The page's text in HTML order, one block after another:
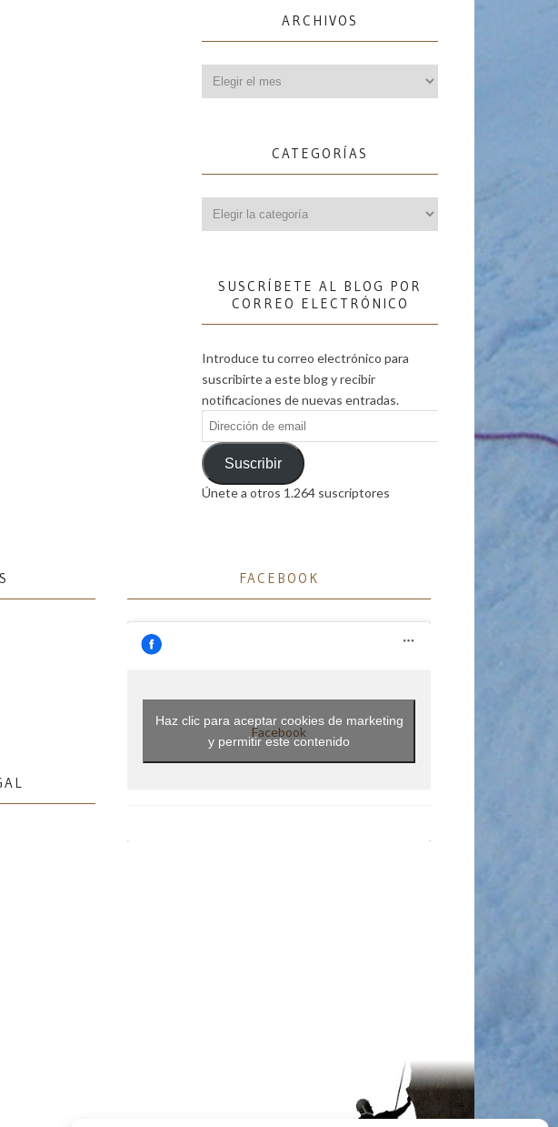
ARCHIVOS
CATEGORÍAS
SUSCRÍBETE AL BLOG POR
CORREO ELECTRÓNICO
Introduce tu correo electrónico para
suscribirte a este blog y recibir
notificaciones de nuevas entradas.
Dirección
de
emailSuscribir
Únete a otros 1.264 suscriptores
FACEBOOK
Facebook
Haz clic para aceptar cookies de marketing
y permitir este contenido